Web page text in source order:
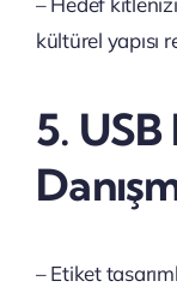
kültürel yapısı
5.
– Etiket